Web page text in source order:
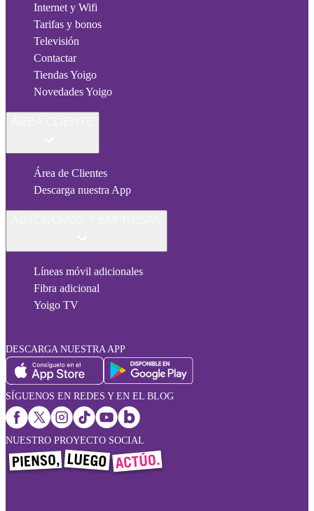
Internet y Wifi
Tarifas y bonos
Televisión
Contactar
Tiendas Yoigo
Novedades Yoigo
Área de Clientes
Descarga nuestra App
Líneas móvil adicionales
Fibra adicional
Yoigo TV
DESCARGA NUESTRA APP
SÍGUENOS EN REDES Y EN EL BLOG
NUESTRO PROYECTO SOCIAL